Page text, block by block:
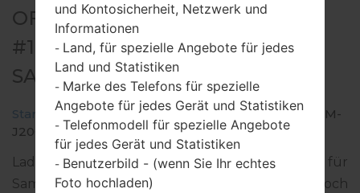
OFFIZIELLER FIRMWARE
#15638 FÜR SM-J200GU -
SAMSUNGGALAXY J2
Startseite →Galaxy J2 →SamsungSM-J200GU →
SM-
J200GU_1_20180108123253_c95abvdx97.zip
Laden Sie das neueste Firmware-Update für
Samsung Galaxy J2 herunter. Vergessen Sie jedoch
und Kontosicherheit, Netzwerk und
Informationen
- Land, für spezielle Angebote für jedes
Land und Statistiken
- Marke des Telefons für spezielle
Angebote für jedes Gerät und Statistiken
- Telefonmodell für spezielle Angebote
für jedes Gerät und Statistiken
- Benutzerbild - (wenn Sie Ihr echtes
Foto hochladen)